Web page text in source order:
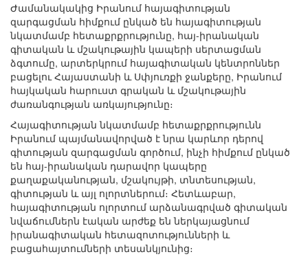
Ժամանակակից Իրանում հայագիտության
զարգացման հիմքում ընկած են հայագիտության
նկատմամբ հետաքրքրությունը, հայ-իրանական
գիտական և մշակութային կապերի սերտացման
ձգտումը, արտերկրում հայագիտական կենտրոններ
բացելու Հայաստանի և Սփյուռքի ջանքերը, Իրանում
հայկական հարուստ գրական և մշակութային
ժառանգության առկայությունը։
Հայագիտության նկատմամբ հետաքրքրությունն
Իրանում պայմանավորված է նրա կարևոր դերով
գիտության զարգացման գործում, ինչի հիմքում ընկած
են հայ-իրանական դարավոր կապերը
քաղաքականության, մշակույթի, տնտեսության,
գիտության և այլ ոլորտներում։ Հետևաբար,
հայագիտության ոլորտում արձանագրված գիտական
նվաճումներն էական արժեք են ներկայացնում
իրանագիտական հետազոտությունների և
բացահայտումների տեսանկյունից։